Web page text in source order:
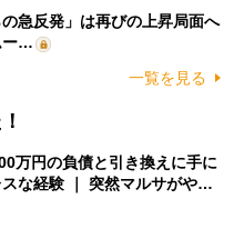
急反発」は再びの上昇局面へ
ー…
一覧を見る
万円の負債と引き換えに手に
スな経験 ｜ 突然マルサがや…